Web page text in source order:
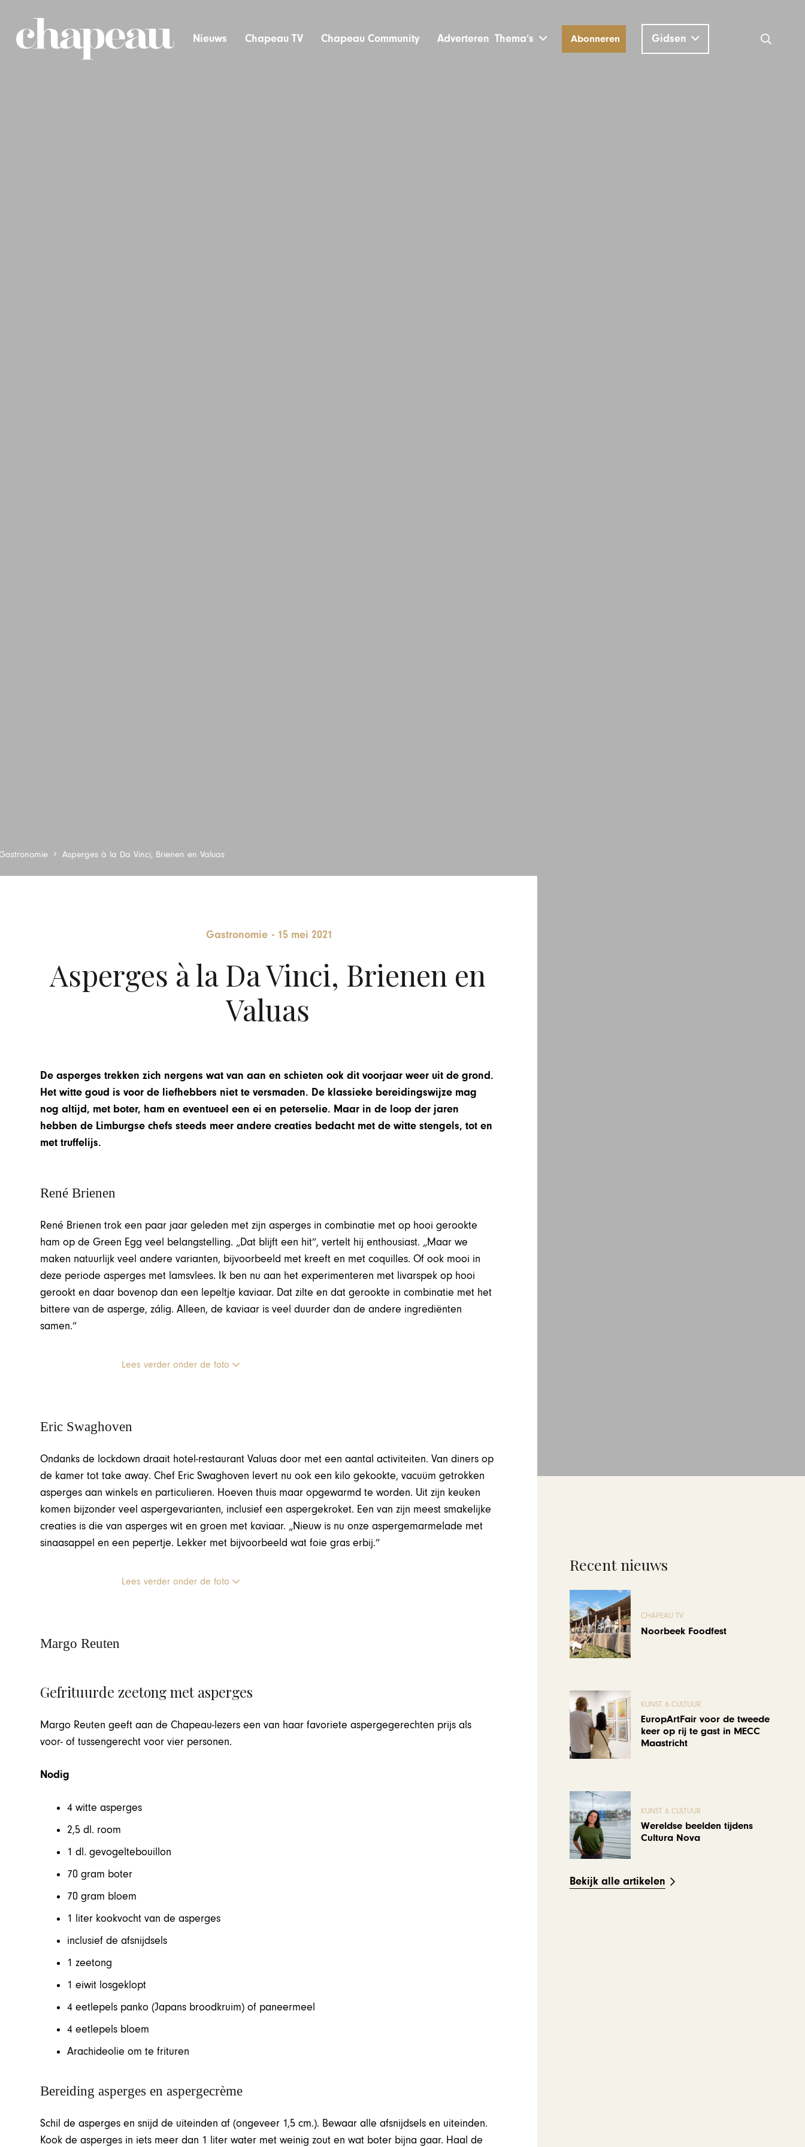
Nieuws Chapeau TV Chapeau Community Adverteren Thema’s Abonneren Gidsen
Asperges à la Da Vinci, Brienen en Valuas
Gastronomie - 15 mei 2021
Asperges à la Da Vinci, Brienen en
Valuas
De asperges trekken zich nergens wat van aan en schieten ook dit voorjaar weer uit de grond.
Het witte goud is voor de liefhebbers niet te versmaden. De klassieke bereidingswijze mag
nog altijd, met boter, ham en eventueel een ei en peterselie. Maar in de loop der jaren
hebben de Limburgse chefs steeds meer andere creaties bedacht met de witte stengels, tot en
met truffelijs.
René Brienen
René Brienen trok een paar jaar geleden met zijn asperges in combinatie met op hooi gerookte
ham op de Green Egg veel belangstelling. „Dat blijft een hit”, vertelt hij enthousiast. „Maar we
maken natuurlijk veel andere varianten, bijvoorbeeld met kreeft en met coquilles. Of ook mooi in
deze periode asperges met lamsvlees. Ik ben nu aan het experimenteren met livarspek op hooi
gerookt en daar bovenop dan een lepeltje kaviaar. Dat zilte en dat gerookte in combinatie met het
bittere van de asperge, zálig. Alleen, de kaviaar is veel duurder dan de andere ingrediënten
samen.”
Lees verder onder de foto
Eric Swaghoven
Ondanks de lockdown draait hotel-restaurant Valuas door met een aantal activiteiten. Van diners op
de kamer tot take away. Chef Eric Swaghoven levert nu ook een kilo gekookte, vacuüm getrokken
asperges aan winkels en particulieren. Hoeven thuis maar opgewarmd te worden. Uit zijn keuken
komen bijzonder veel aspergevarianten, inclusief een aspergekroket. Een van zijn meest smakelijke
creaties is die van asperges wit en groen met kaviaar. „Nieuw is nu onze aspergemarmelade met
sinaasappel en een pepertje. Lekker met bijvoorbeeld wat foie gras erbij.”
Lees verder onder de foto
Margo Reuten
Gefrituurde zeetong met asperges
Margo Reuten geeft aan de Chapeau-lezers een van haar favoriete aspergegerechten prijs als
voor- of tussengerecht voor vier personen.
Nodig
4 witte asperges
2,5 dl. room
1 dl. gevogeltebouillon
70 gram boter
70 gram bloem
1 liter kookvocht van de asperges
inclusief de afsnijdsels
1 zeetong
1 eiwit losgeklopt
4 eetlepels panko (Japans broodkruim) of paneermeel
4 eetlepels bloem
Arachideolie om te frituren
Bereiding asperges en aspergecrème
Schil de asperges en snijd de uiteinden af (ongeveer 1,5 cm.). Bewaar alle afsnijdsels en uiteinden.
Kook de asperges in iets meer dan 1 liter water met weinig zout en wat boter bijna gaar. Haal de
Recent nieuws
CHAPEAU TV
Noorbeek Foodfest
KUNST & CULTUUR
EuropArtFair voor de tweede
keer op rij te gast in MECC
Maastricht
KUNST & CULTUUR
Wereldse beelden tijdens
Cultura Nova
Bekijk alle artikelen